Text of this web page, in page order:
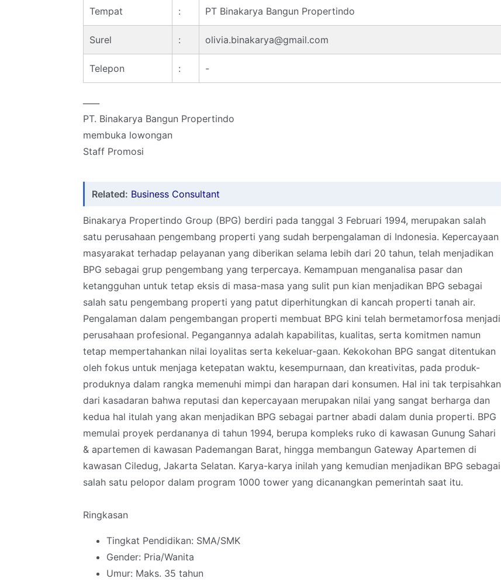
Tempat : PT Binakarya Bangun Propertindo
Surel : olivia.binakarya@gmail.com
Telepon : -
PT. Binakarya Bangun Propertindo
membuka lowongan
Staff Promosi
Related: Business Consultant
Binakarya Propertindo Group (BPG) berdiri pada tanggal 3 Februari 1994, merupakan salah
satu perusahaan pengembang properti yang sudah berpengalaman di Indonesia. Kepercayaan
masyarakat terhadap pelayanan yang diberikan selama lebih dari 20 tahun, telah menjadikan
BPG sebagai grup pengembang yang terpercaya. Kemampuan menganalisa pasar dan
ketangguhan untuk tetap eksis di masa-masa yang sulit pun kian menjadikan BPG sebagai
salah satu pengembang properti yang patut diperhitungkan di kancah properti tanah air.
Pengalaman dalam pengembangan properti membuat BPG kini telah bermetamorfosa menjadi
perusahaan profesional. Pegangannya adalah kapabilitas, kualitas, serta komitmen namun
tetap mempertahankan nilai loyalitas serta kekeluar-gaan. Kekokohan BPG sangat ditentukan
oleh fokus untuk menjaga ketepatan waktu, kesempurnaan, dan kreativitas, pada produk-
produknya dalam rangka memenuhi mimpi dan harapan dari konsumen. Hal ini tak terpisahkan
dari kasadaran bahwa reputasi dan kepercayaan merupakan nilai yang sangat berharga dan
kedua hal itulah yang akan menjadikan BPG sebagai partner abadi dalam dunia properti. BPG
memulai proyek perdananya di tahun 1994, berupa kompleks ruko di kawasan Gunung Sahari
& apartemen di kawasan Pademangan Barat, hingga membangun Gateway Apartemen di
kawasan Ciledug, Jakarta Selatan. Karya-karya inilah yang kemudian menjadikan BPG sebagai
salah satu pelopor dalam program 1000 tower yang dicanangkan pemerintah saat itu.
Ringkasan
Tingkat Pendidikan: SMA/SMK
Gender: Pria/Wanita
Umur: Maks. 35 tahun